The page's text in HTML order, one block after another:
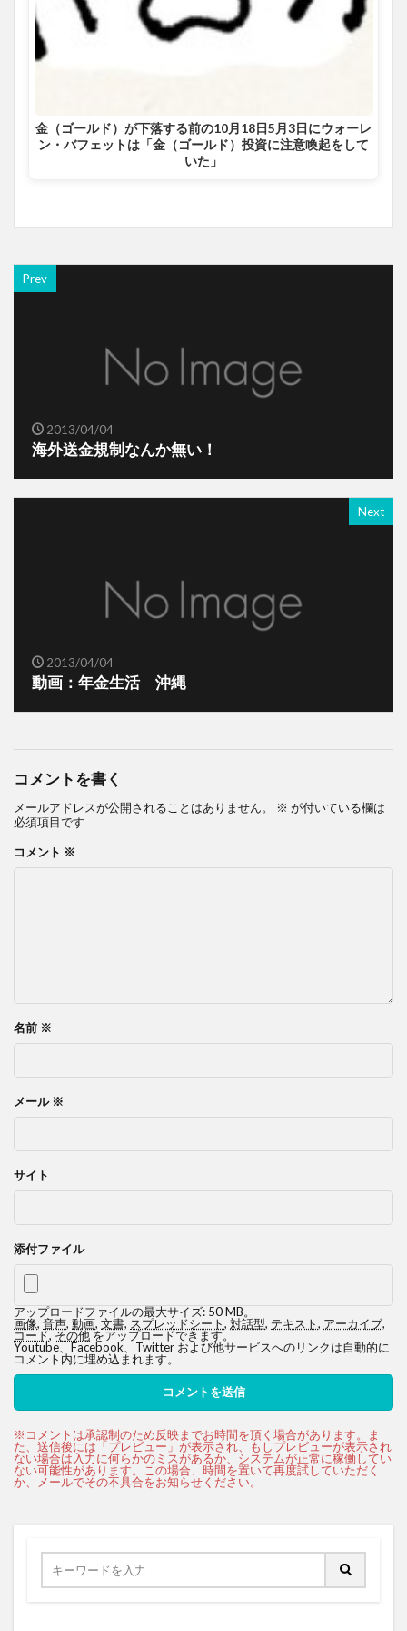
金（ゴールド）が下落する前の10月18日5月3日にウォーレ
ン・バフェットは「金（ゴールド）投資に注意喚起をして
いた」
Prev
2013/04/04
海外送金規制なんか無い！
Next
2013/04/04
動画：年金生活 沖縄
コメントを書く
メールアドレスが公開されることはありません。 ※ が付いている欄は
必須項目です
コメント ※
名前 ※
メール ※
サイト
添付ファイル
アップロードファイルの最大サイズ: 50 MB。
画像, 音声, 動画, 文書, スプレッドシート, 対話型, テキスト, アーカイブ,
コード,その他をアップロードできます。
Youtube、Facebook、Twitter および他サービスへのリンクは自動的に
コメント内に埋め込まれます。